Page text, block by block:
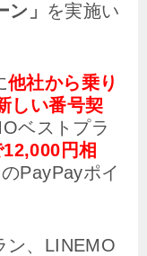
」 を実施い
他社から乗り
しい番号契
ベストプラ
円相
のPayPayポイ
ン、LINEMO